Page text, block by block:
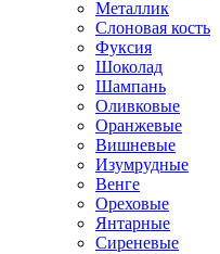
Металлик
Слоновая кость
Фуксия
Шоколад
Шампань
Оливковые
Оранжевые
Вишневые
Изумрудные
Венге
Ореховые
Янтарные
Сиреневые